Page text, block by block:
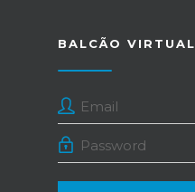
BALCÃO VIRTUAL